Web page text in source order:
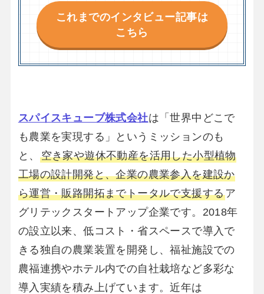
これまでのインタビュー記事は
こちら
スパイスキューブ株式会社は「世界中どこで
も農業を実現する」というミッションのも
と、 空き家や遊休不動産を活用した小型植物
工場の設計開発と、企業の農業参入を建設か
ら運営・販路開拓までトータルで支援するア
グリテックスタートアップ企業です。2018年
の設立以来、低コスト・省スペースで導入で
きる独自の農業装置を開発し、福祉施設での
農福連携やホテル内での自社栽培など多彩な
導入実績を積み上げています。近年は